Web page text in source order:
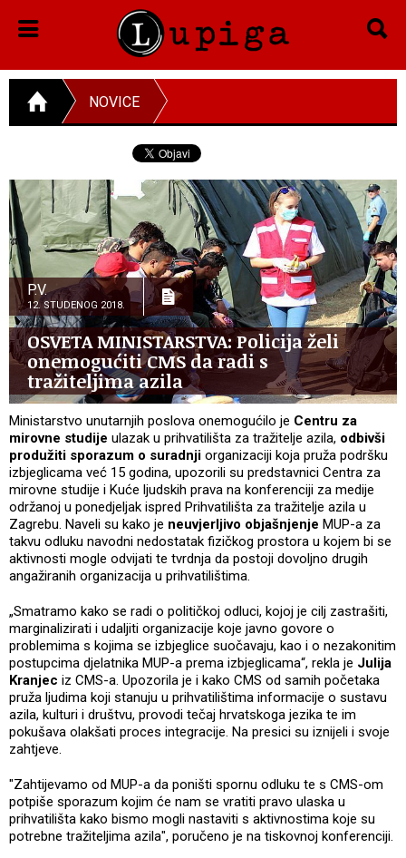
NOVICE
P.V.
12. STUDENOG 2018.
OSVETA MINISTARSTVA: Policija želi
onemogućiti CMS da radi s
tražiteljima azila
Ministarstvo unutarnjih poslova onemogućilo je Centru za
mirovne studije ulazak u prihvatilišta za tražitelje azila, odbivši
produžiti sporazum o suradnji organizaciji koja pruža podršku
izbjeglicama već 15 godina, upozorili su predstavnici Centra za
mirovne studije i Kuće ljudskih prava na konferenciji za medije
održanoj u ponedjeljak ispred Prihvatilišta za tražitelje azila u
Zagrebu. Naveli su kako je neuvjerljivo objašnjenje MUP-a za
takvu odluku navodni nedostatak fizičkog prostora u kojem bi se
aktivnosti mogle odvijati te tvrdnja da postoji dovoljno drugih
angažiranih organizacija u prihvatilištima.
„Smatramo kako se radi o političkoj odluci, kojoj je cilj zastrašiti,
marginalizirati i udaljiti organizacije koje javno govore o
problemima s kojima se izbjeglice suočavaju, kao i o nezakonitim
postupcima djelatnika MUP-a prema izbjeglicama“, rekla je Julija
Kranjec iz CMS-a. Upozorila je i kako CMS od samih početaka
pruža ljudima koji stanuju u prihvatilištima informacije o sustavu
azila, kulturi i društvu, provodi tečaj hrvatskoga jezika te im
pokušava olakšati proces integracije. Na presici su iznijeli i svoje
zahtjeve.
"Zahtijevamo od MUP-a da poništi spornu odluku te s CMS-om
potpiše sporazum kojim će nam se vratiti pravo ulaska u
prihvatilišta kako bismo mogli nastaviti s aktivnostima koje su
potrebne tražiteljima azila", poručeno je na tiskovnoj konferenciji.